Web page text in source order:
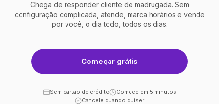
Chega de responder cliente de madrugada. Sem
configuração complicada, atende, marca horários e vende
por você, o dia todo, todos os dias.
Começar grátis
Sem cartão de crédito
Comece em 5 minutos
Cancele quando quiser